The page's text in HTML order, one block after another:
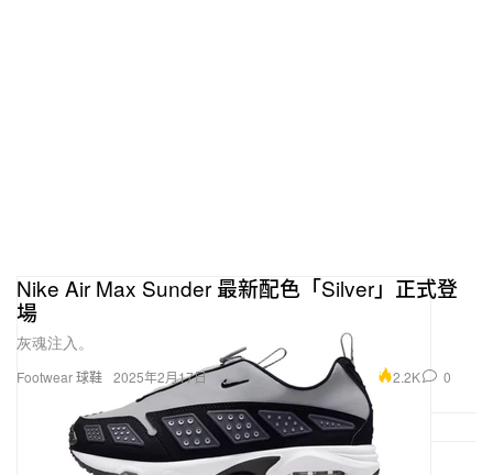
Footwear 球鞋
Nike Air Max Sunder 最新配色「Silver」正式登
場
灰魂注入。
2025年2月17日 2.2K 0